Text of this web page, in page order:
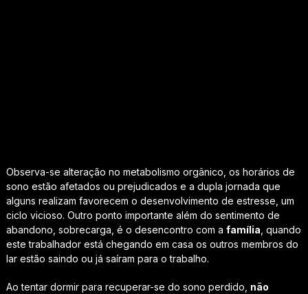
Observa-se alteração no metabolismo orgânico, os horários de
sono estão afetados ou prejudicados e a dupla jornada que
alguns realizam favorecem o desenvolvimento de estresse, um
ciclo vicioso. Outro ponto importante além do sentimento de
abandono, sobrecarga, é o desencontro com a família , quando
este trabalhador está chegando em casa os outros membros do
lar estão saindo ou já saíram para o trabalho.
Ao tentar dormir para recuperar-se do sono perdido, não